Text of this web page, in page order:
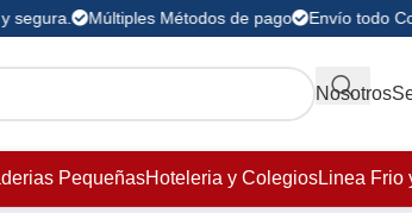
Múltiples Métodos de pago Envío todo
Nosotros
PequeñasHoteleria y ColegiosLinea Frio